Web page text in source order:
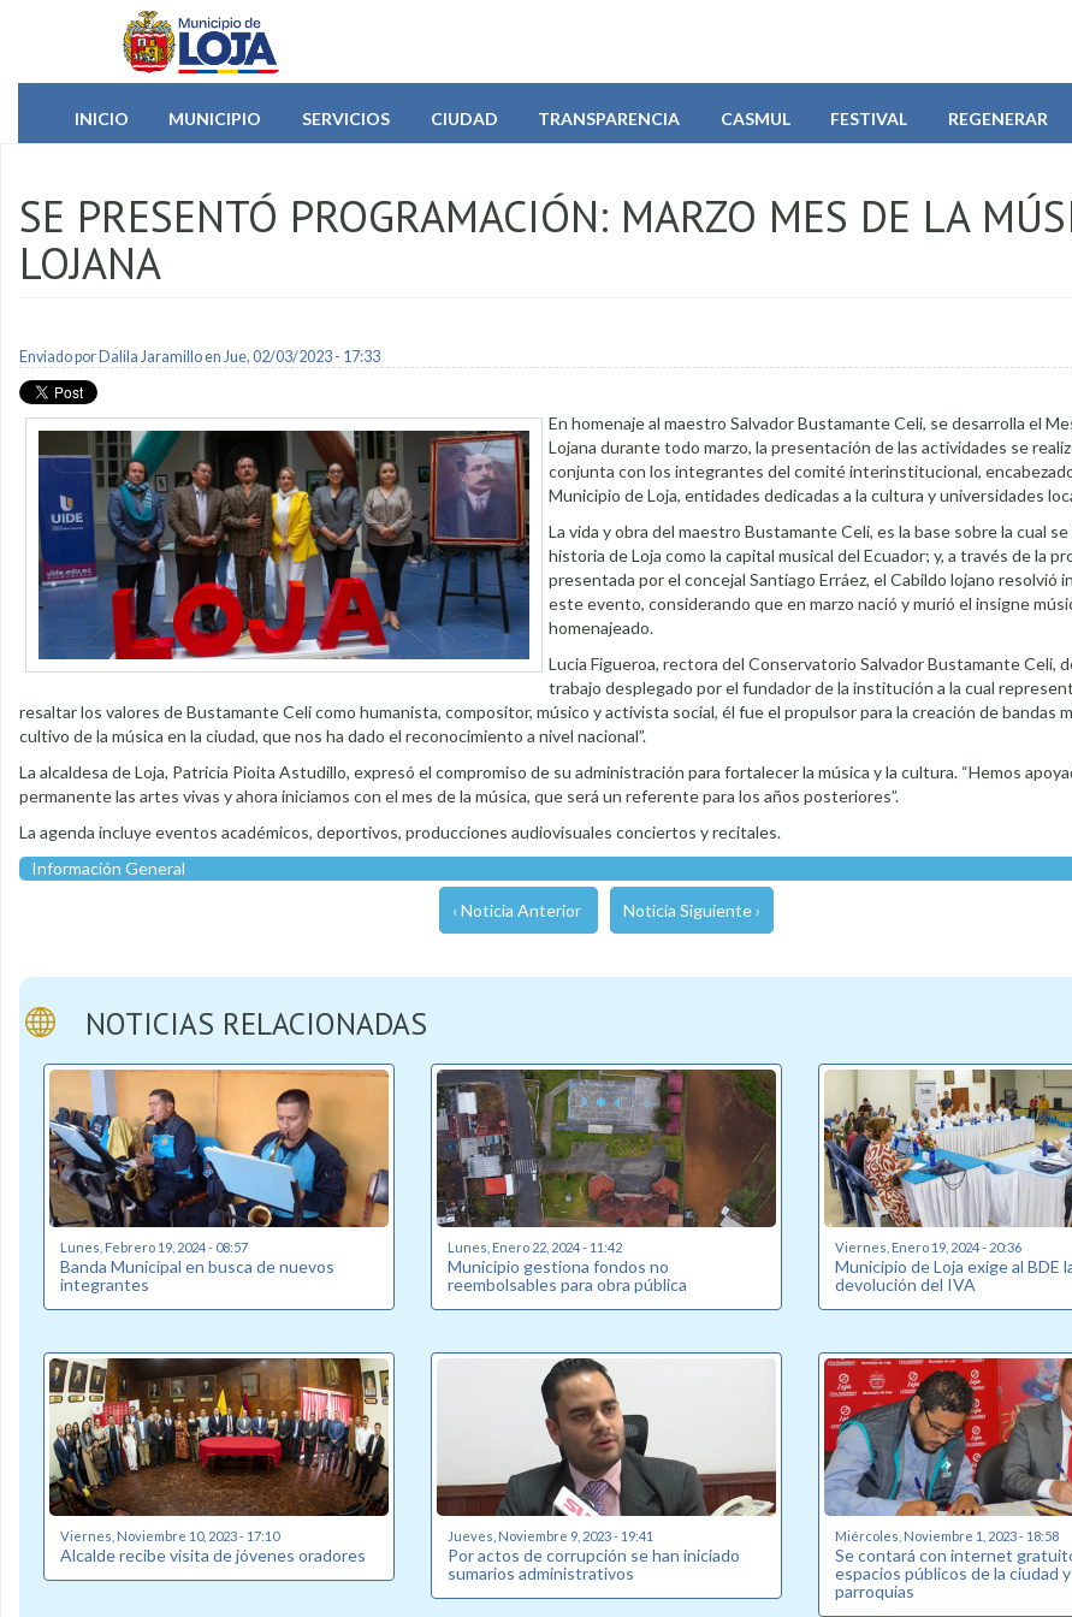
Pasar al contenido principal
INICIO
MUNICIPIO SERVICIOS CIUDAD TRANSPARENCIA CASMUL FESTIVAL REGENERAR
SE PRESENTÓ PROGRAMACIÓN: MARZO MES DE LA
LOJANA
Enviado por Dalila Jaramilloen Jue, 02/03/2023 - 17:33
En homenaje al maestro Salvador Bustamante Celi, se desarrolla el
Lojana durante todo marzo, la presentación de las actividades se
conjunta con los integrantes del comité interinstitucional,
Municipio de Loja, entidades dedicadas a la cultura y universidades
La vida y obra del maestro Bustamante Celi, es la base sobre la cual
historia de Loja como la capital musical del Ecuador; y, a través de la
presentada por el concejal Santiago Erráez, el Cabildo lojano resolvió
este evento, considerando que en marzo nació y murió el insigne
homenajeado.
Lucia Figueroa, rectora del Conservatorio Salvador Bustamante Celi,
trabajo desplegado por el fundador de la institución a la cual
resaltar los valores de Bustamante Celi como humanista, compositor, músico y activista social, él fue el propulsor para la creación de bandas
cultivo de la música en la ciudad, que nos ha dado el reconocimiento a nivel nacional”.
La alcaldesa de Loja, Patricia Pioita Astudillo, expresó el compromiso de su administración para fortalecer la música y la cultura. “Hemos
permanente las artes vivas y ahora iniciamos con el mes de la música, que será un referente para los años posteriores”.
La agenda incluye eventos académicos, deportivos, producciones audiovisuales conciertos y recitales.
Información General
‹ Noticia Anterior Noticia Siguiente ›
NOTICIAS RELACIONADAS
Lunes, Febrero 19, 2024 - 08:57
Banda Municipal en busca de nuevos
integrantes
Lunes, Enero 22, 2024 - 11:42
Municipio gestiona fondos no
reembolsables para obra pública
Viernes, Enero 19, 2024 - 20:36
Municipio de Loja exige al BDE
devolución del IVA
Viernes, Noviembre 10, 2023 - 17:10
Alcalde recibe visita de jóvenes oradores
Jueves, Noviembre 9, 2023 - 19:41
Por actos de corrupción se han iniciado
sumarios administrativos
Miércoles, Noviembre 1, 2023 - 18:58
Se contará con internet
espacios públicos de la ciudad y
parroquias